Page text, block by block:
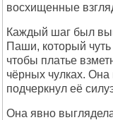
восхищенные
Каждый шаг был
Паши, который
чтобы платье
чёрных чулках. Она
подчеркнул её
Она явно